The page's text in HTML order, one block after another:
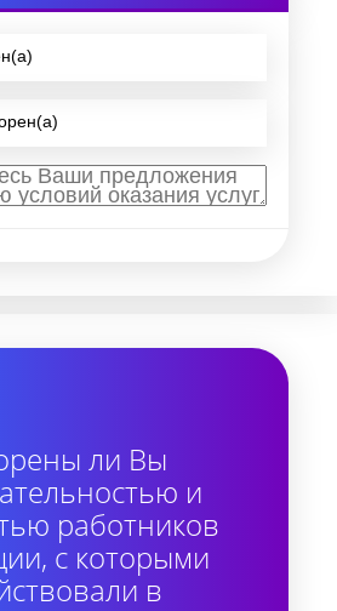
ли Вы
и
работников
с которыми
в